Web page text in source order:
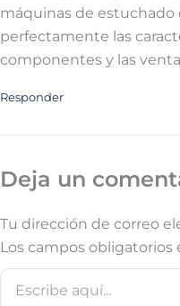
máquinas de estuchado
perfectamente las
componentes y las
Responder
Deja un
Tu dirección de correo
Los campos obligatorios
Escribe
aquí...